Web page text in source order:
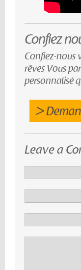
Confiez
Confiez-nous
rêves Vous
personnalisé
Leave a